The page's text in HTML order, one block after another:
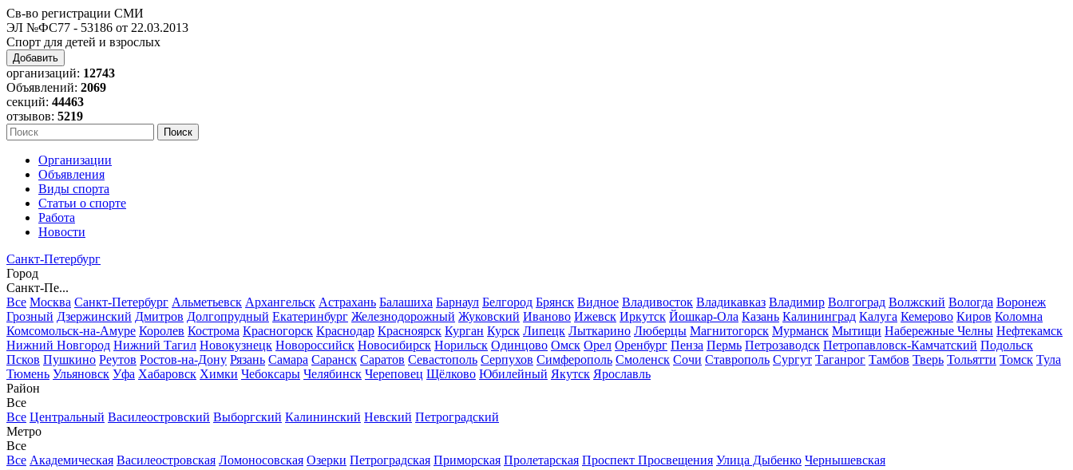
Св-во регистрации СМИ
ЭЛ №ФС77 - 53186 от 22.03.2013
Спорт для детей и взрослых
Добавить
организаций: 12743
Объявлений: 2069
секций: 44463
отзывов: 5219
Организации
Объявления
Виды спорта
Статьи о спорте
Работа
Новости
Санкт-Петербург
Город
Санкт-Пе...
Все Москва Санкт-Петербург Альметьевск Архангельск Астрахань Балашиха Барнаул Белгород Брянск Видное Владивосток Владикавказ Владимир Волгоград Волжский Вологда Воронеж
Грозный Дзержинский Дмитров Долгопрудный Екатеринбург Железнодорожный Жуковский Иваново Ижевск Иркутск Йошкар-Ола Казань Калининград Калуга Кемерово Киров Коломна
Комсомольск-на-Амуре Королев Кострома Красногорск Краснодар Красноярск Курган Курск Липецк Лыткарино Люберцы Магнитогорск Мурманск Мытищи Набережные Челны Нефтекамск
Нижний Новгород Нижний Тагил Новокузнецк Новороссийск Новосибирск Норильск Одинцово Омск Орел Оренбург Пенза Пермь Петрозаводск Петропавловск-Камчатский Подольск
Псков Пушкино Реутов Ростов-на-Дону Рязань Самара Саранск Саратов Севастополь Серпухов Симферополь Смоленск Сочи Ставрополь Сургут Таганрог Тамбов Тверь Тольятти Томск Тула
Тюмень Ульяновск Уфа Хабаровск Химки Чебоксары Челябинск Череповец Щёлково Юбилейный Якутск Ярославль
Район
Все
Все Центральный Василеостровский Выборгский Калининский Невский Петроградский
Метро
Все
Все Академическая Василеостровская Ломоносовская Озерки Петроградская Приморская Пролетарская Проспект Просвещения Улица Дыбенко Чернышевская